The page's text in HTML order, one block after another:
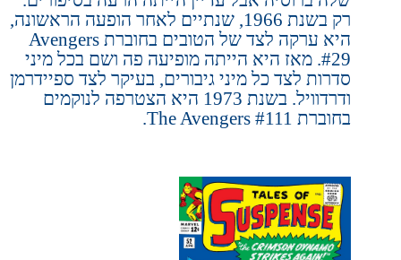
רק בשנת 1966, שנתיים לאחר הופעה הראשונה,
היא ערקה לצד של הטובים בחוברת Avengers
#29. מאז היא הייתה מופיעה פה ושם בכל מיני
סדרות לצד כל מיני גיבורים, בעיקר לצד ספיידרמן
ודרדוויל. בשנת 1973 היא הצטרפה לנוקמים
בחוברת The Avengers #111
.